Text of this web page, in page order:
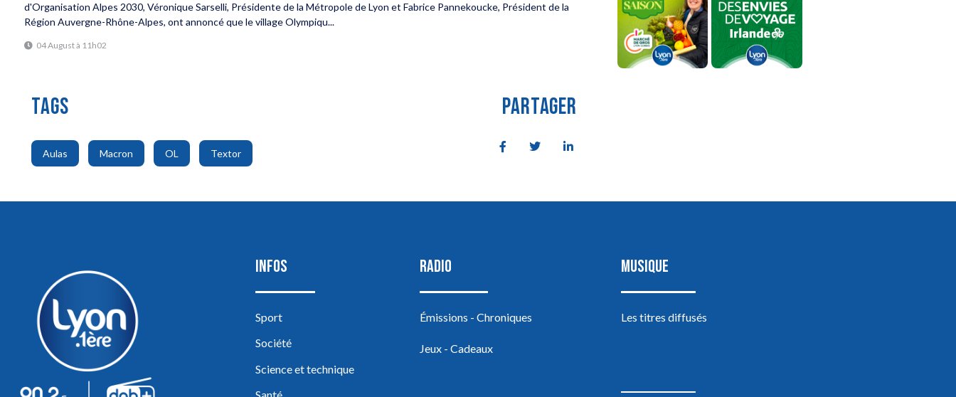
d'Organisation Alpes 2030, Véronique Sarselli, Présidente de la Métropole de Lyon et Fabrice Pannekoucke, Président de la
Région Auvergne-Rhône-Alpes, ont annoncé que le village Olympiqu...
04 August à 11h02
TAGS
Aulas
,
Macron
,
OL
,
Textor
PARTAGER
INFOS
Sport
Société
Science et technique
RADIO
Émissions - Chroniques
Jeux - Cadeaux
MUSIQUE
Les titres diffusés